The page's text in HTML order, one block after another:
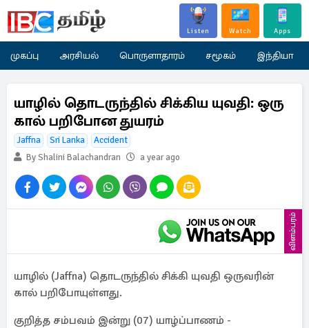
Listen Watch Apps
முகப்பு அரசியல் பொருளாதாரம் சமூகம் இந்தியா
யாழில் தொடருந்தில் சிக்கிய யுவதி: ஒரு
கால் பறிபோன துயரம்
Jaffna Sri Lanka
Accident
By Shalini Balachandran
a year ago
விளம்பரம்
யாழில் (Jaffna) தொடருந்தில் சிக்கி யுவதி ஒருவரின்
கால் பறிபோயுள்ளது.
குறித்த சம்பவம் இன்று (07) யாழ்ப்பாணம் -